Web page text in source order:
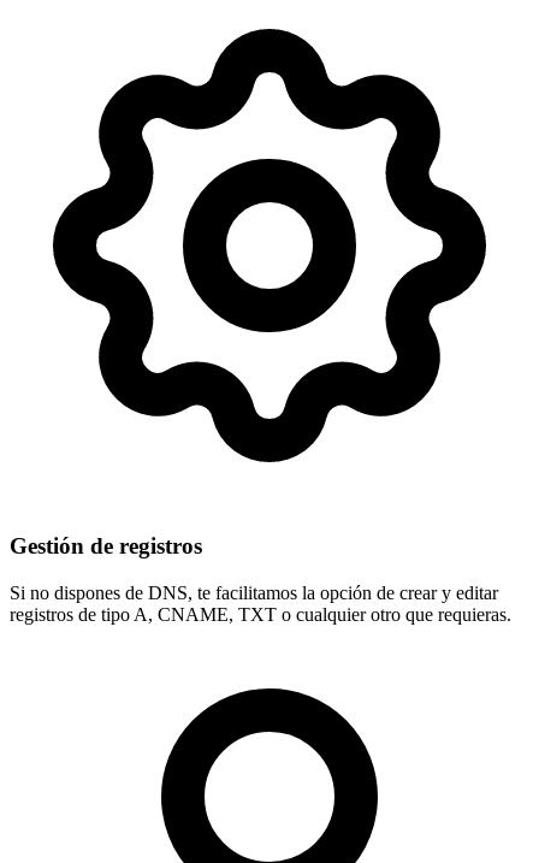
Gestión de registros
Si no dispones de DNS, te facilitamos la opción de crear y editar
registros de tipo A, CNAME, TXT o cualquier otro que requieras.